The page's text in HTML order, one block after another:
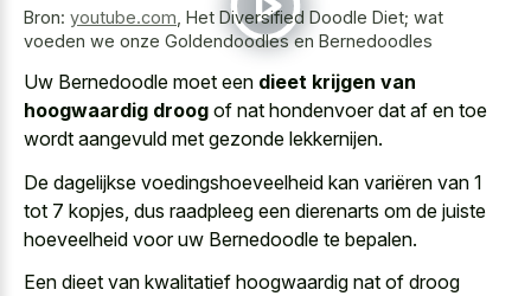
Bron: youtube.com Het Diversified Doodle Diet; wat
voeden we onze Goldendoodles en Bernedoodles
Uw Bernedoodle moet een dieet krijgen van
hoogwaardig droog of nat hondenvoer dat af en toe
wordt aangevuld met gezonde lekkernijen.
De dagelijkse voedingshoeveelheid kan variëren van 1
tot 7 kopjes, dus raadpleeg een dierenarts om de juiste
hoeveelheid voor uw Bernedoodle te bepalen.
Een dieet van kwalitatief hoogwaardig nat of droog